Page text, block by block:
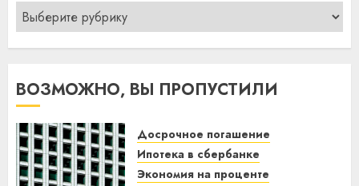
Рубрики
ВОЗМОЖНО, ВЫ ПРОПУСТИЛИ
Досрочное погашение
Ипотека в сбербанке
Экономия на проценте